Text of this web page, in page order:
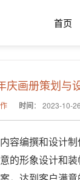
首页
庆画册策划与
时间： 2023-10-
容编撰和设计
的形象设计和装